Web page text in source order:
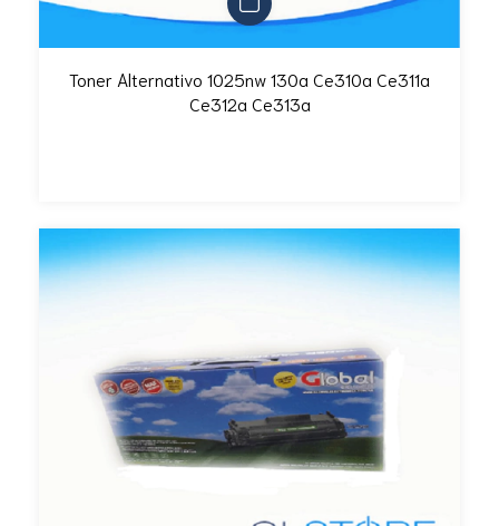
Toner Alternativo 1025nw 130a Ce310a Ce311a
Ce312a Ce313a